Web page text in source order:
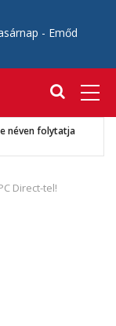
- Emőd
néven folytatja
Direct-tel!